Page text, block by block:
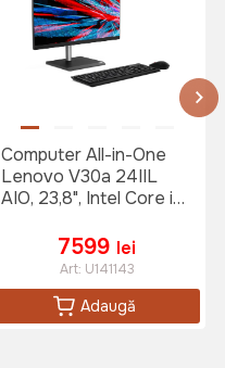
Computer All-in-One
Lenovo V30a 24IIL
AIO, 23,8", Intel Core i3-
Fără SO, Negru
7599 lei
Art: U141143
Adaugă